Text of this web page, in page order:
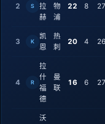
2 S
拉
赫
物
浦
22 8 27
3 K
凯
恩
热
刺
20 4 26
4 R
拉
什
福
德
曼
联
16 6 27
沃